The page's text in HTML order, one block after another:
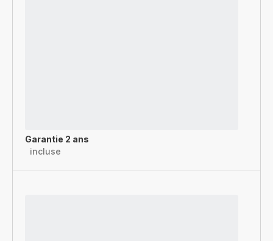
Garantie 2 ans
incluse